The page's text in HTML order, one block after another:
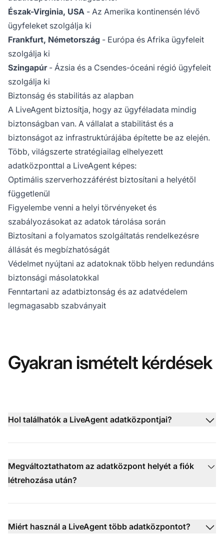
Észak-Virginia, USA - Az Amerika kontinensén lévő
ügyfeleket szolgálja ki
Frankfurt, Németország - Európa és Afrika ügyfeleit
szolgálja ki
Szingapúr- Ázsia és a Csendes-óceáni régió ügyfeleit
szolgálja ki
Biztonság és stabilitás az alapban
A LiveAgent biztosítja, hogy az ügyféladata mindig
biztonságban van. A vállalat a stabilitást és a
biztonságot az infrastruktúrájába építette be az elején.
Több, világszerte stratégiailag elhelyezett
adatközponttal a LiveAgent képes:
Optimális szerverhozzáférést biztosítani a helyétől
függetlenül
Figyelembe venni a helyi törvényeket és
szabályozásokat az adatok tárolása során
Biztosítani a folyamatos szolgáltatás rendelkezésre
állását és megbízhatóságát
Védelmet nyújtani az adatoknak több helyen redundáns
biztonsági másolatokkal
Fenntartani az adatbiztonság és az adatvédelem
legmagasabb szabványait
Gyakran ismételt kérdések
Hol találhatók a LiveAgent adatközpontjai?
Megváltoztathatom az adatközpont helyét a fiók
létrehozása után?
Miért használ a LiveAgent több adatközpontot?